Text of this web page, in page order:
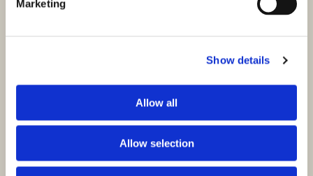
Marketing
Show details
Allow all
Allow selection